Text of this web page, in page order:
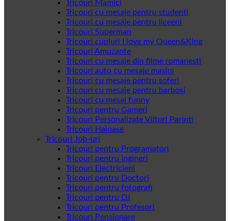
Tricouri Mamici
Tricouri cu mesaje pentru studenti
Tricouri cu mesaje pentru liceeni
Tricouri Superman
Tricouri cupluri I love my Queen&King
Tricouri Amuzante
Tricouri cu mesaje din filme romanesti
Tricouri auto cu mesaje masini
Tricouri cu mesaje pentru soferi
Tricouri cu mesaje pentru barbosi
Tricouri cu mesaj funny
Tricouri pentru Gameri
Tricouri Personalizate Viitori Parinti
Tricouri Haioase
Tricouri Job-uri
Tricouri pentru Programatori
Tricouri pentru ingineri
Tricouri Electricieni
Tricouri pentru Doctori
Tricouri pentru fotografi
Tricouri pentru DJ
Tricouri pentru Profesori
Tricouri Pensionare